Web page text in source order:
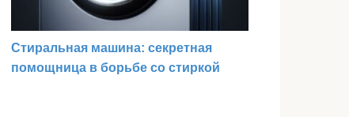
Стиральная машина: секретная
помощница в борьбе со стиркой